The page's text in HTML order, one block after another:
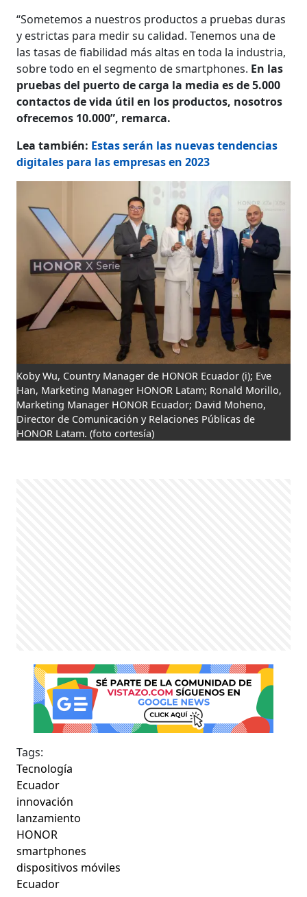
“Sometemos a nuestros productos a pruebas duras
y estrictas para medir su calidad. Tenemos una de
las tasas de fiabilidad más altas en toda la industria,
sobre todo en el segmento de smartphones. En las
pruebas del puerto de carga la media es de 5.000
contactos de vida útil en los productos, nosotros
ofrecemos 10.000”, remarca.
Lea también: Estas serán las nuevas tendencias
digitales para las empresas en 2023
Koby Wu, Country Manager de HONOR Ecuador (i); Eve
Han, Marketing Manager HONOR Latam; Ronald Morillo,
Marketing Manager HONOR Ecuador; David Moheno,
Director de Comunicación y Relaciones Públicas de
HONOR Latam. (foto cortesía)
Tags:
Tecnología
Ecuador
innovación
lanzamiento
HONOR
smartphones
dispositivos móviles
Ecuador